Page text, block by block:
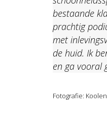
bestaande
prachtig
met
de huid. Ik
en ga vooral
Fotografie: